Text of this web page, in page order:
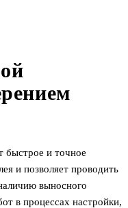
быстрое и точное
и позволяет проводить
выносного
в процессах настройки,